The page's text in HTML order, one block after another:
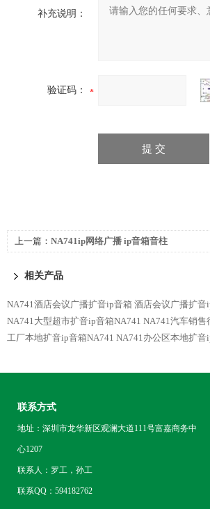
补充说明：
验证码：
上一篇： NA741ip网络广播 ip音箱音柱
相关产品
NA741酒店会议广播扩音ip音箱 酒店会议广播扩音
NA741大型超市扩音ip音箱NA741 NA741汽车销售
工厂本地扩音ip音箱NA741 NA741办公区本地扩音
联系方式
地址：深圳市龙华新区观澜大道111号富嘉商务中
心1207
联系人：罗工，孙工
联系QQ：594182762